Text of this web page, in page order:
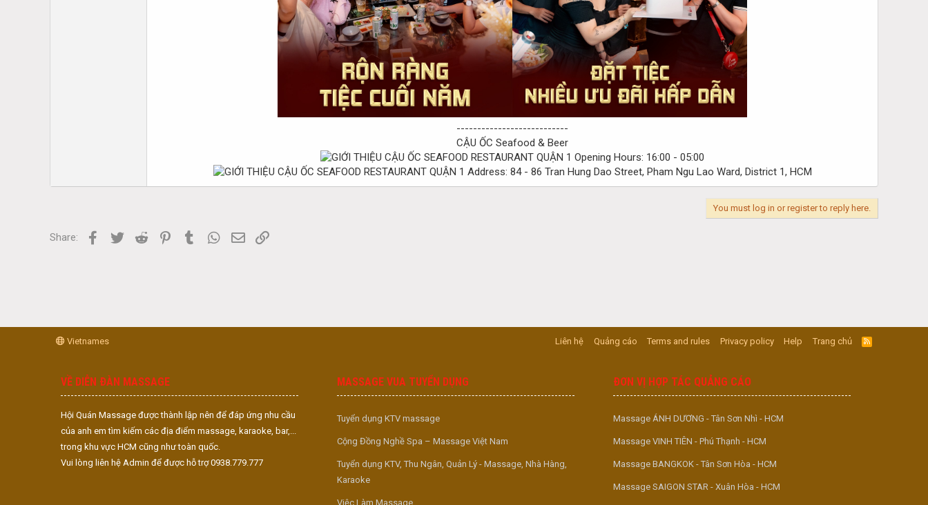
---------------------------
CẬU ỐC Seafood & Beer
Opening Hours: 16:00 - 05:00
Address: 84 - 86 Tran Hung Dao Street, Pham Ngu Lao Ward, District 1, HCM​
You must log in or register to reply here.
Share: Facebook
Twitter Reddit PinterestTumblr WhatsApp
Email
Vietnames Liên hệ Quảng cáo Terms and rules Privacy policy Help Trang chủ
R
S
VỀ DIỄN ĐÀN MASSAGE
Hội Quán Massage được thành lập nên để đáp ứng nhu cầu
của anh em tìm kiếm các địa điểm massage, karaoke, bar,...
trong khu vực HCM cũng như toàn quốc.
Vui lòng liên hệ Admin để được hỗ trợ 0938.779.777
MASSAGE VUA TUYỂN DỤNG
Tuyển dụng KTV massage
Cộng Đồng Nghề Spa – Massage Việt Nam
Tuyển dụng KTV, Thu Ngân, Quản Lý - Massage, Nhà Hàng,
Karaoke
Việc Làm Massage
ĐƠN VỊ HỢP TÁC QUẢNG CÁO
Massage ÁNH DƯƠNG - Tân Sơn Nhì - HCM
Massage VINH TIÊN - Phú Thạnh - HCM
Massage BANGKOK - Tân Sơn Hòa - HCM
Massage SAIGON STAR - Xuân Hòa - HCM